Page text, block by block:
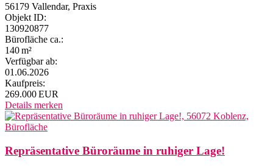
56179 Vallendar, Praxis
Objekt ID:
130920877
Bürofläche ca.:
140 m²
Verfügbar ab:
01.06.2026
Kaufpreis:
269.000 EUR
Details merken
Repräsentative Büroräume in ruhiger Lage!